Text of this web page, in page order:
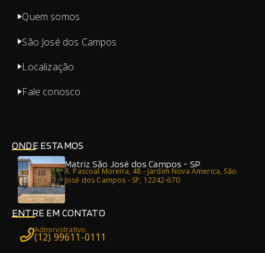
Quem somos
São José dos Campos
Localização
Fale conosco
ONDE ESTAMOS
Matriz São José dos Campos - SP
R. Pascoal Moreira, 48 - Jardim Nova America, São
José dos Campos - SP, 12242-670
ENTRE EM CONTATO
Administrativo
(12) 99611-0111